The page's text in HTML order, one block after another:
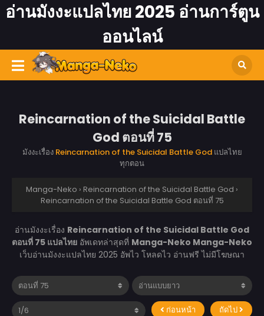
อ่านมังงะแปลไทย 2025 อ่านการ์ตูน
ออนไลน์
Reincarnation of the Suicidal Battle
God ตอนที่ 75
มังงะเรื่อง Reincarnation of the Suicidal Battle Godแปลไทย
ทุกตอน
Manga-Neko › Reincarnation of the Suicidal Battle God ›
Reincarnation of the Suicidal Battle God ตอนที่ 75
อ่านมังงะเรื่อง Reincarnation of the Suicidal Battle God
ตอนที่ 75 แปลไทย อัพเดทล่าสุดที่ Manga-Neko Manga-Neko
เว็บอ่านมังงะแปลไทย 2025 อัพไว โหลดไว อ่านฟรี ไม่มีโฆษณา
ก่อนหน้า ถัดไป